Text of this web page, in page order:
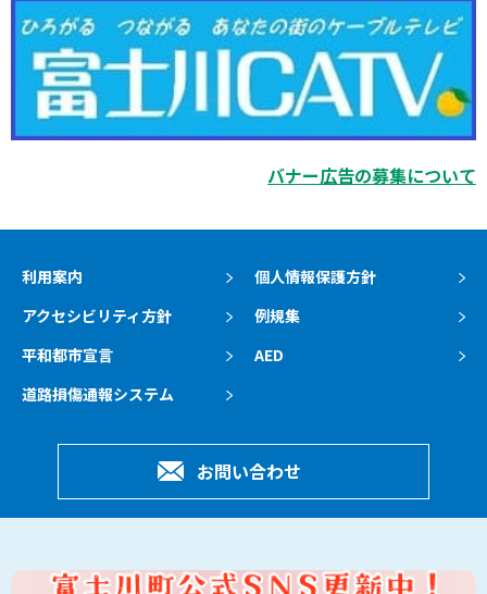
バナー広告の募集について
利用案内
個人情報保護方針
アクセシビリティ方針
例規集
平和都市宣言
AED
道路損傷通報システム
お問い合わせ